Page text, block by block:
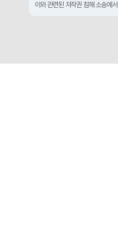
이와 관련된 저작권 침해 소송에